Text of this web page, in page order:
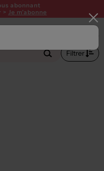
abonnant
> Je m'abonne
Filtrer